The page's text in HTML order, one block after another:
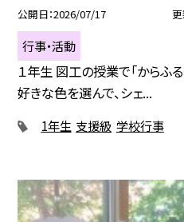
公開日 2026/07/17
行事・活動
１年生 図工の授業で「からふ
好きな色を選んで、シェ...
1年生 支援級 学校行事